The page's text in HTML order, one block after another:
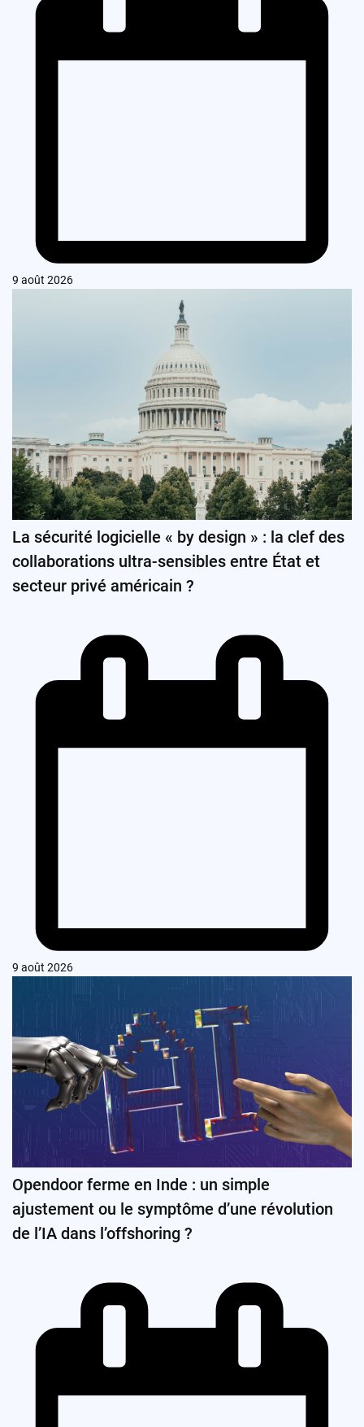
9 août 2026
La sécurité logicielle « by design » : la clef des
collaborations ultra-sensibles entre État et
secteur privé américain ?
9 août 2026
Opendoor ferme en Inde : un simple
ajustement ou le symptôme d’une révolution
de l’IA dans l’offshoring ?